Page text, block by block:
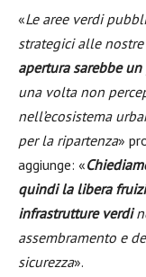
«Le aree verdi
strategici alle nostre
apertura sarebbe
una volta non
nell’ecosistema
per la ripartenza»
aggiunge: «
quindi la libera
infrastrutture verdi
assembramento e
sicurezza».